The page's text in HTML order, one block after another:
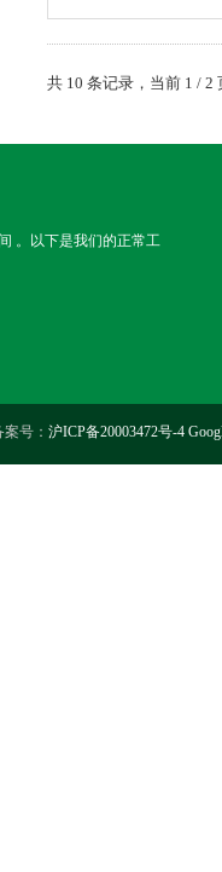
共 10 条记录，当前 1 /
。以下是我们的正常工
号： 沪ICP备20003472号-4